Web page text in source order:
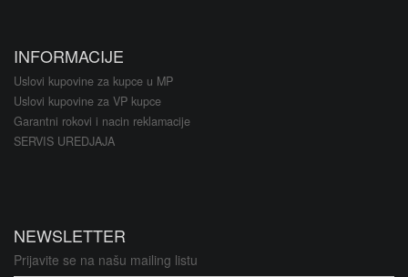
INFORMACIJE
Uslovi kupovine za kupce u MP
Uslovi kupovine za VP kupce
Garantni rokovi i nacin reklamacije
SERVIS UREDJAJA
NEWSLETTER
Prijavite se na našu mailing listu